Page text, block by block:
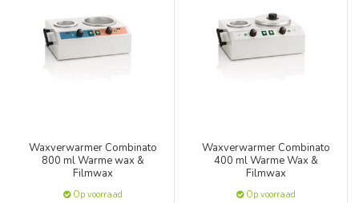
Waxverwarmer Combinato
800 ml Warme wax &
Filmwax
Op voorraad
Waxverwarmer Combinato
400 ml Warme Wax &
Filmwax
Op voorraad